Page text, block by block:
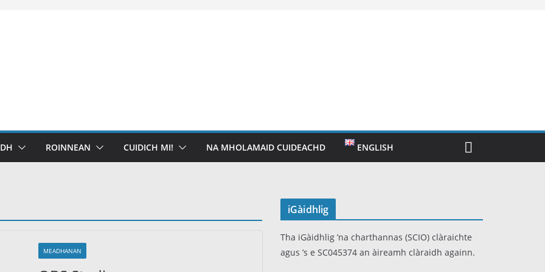
ROINNEAN CUIDICH MI! NA MHOLAMAID CUIDEACHD ENGLISH
MEADHANAN
iGàidhlig
Tha iGàidhlig ’na charthannas (SCIO) clàraichte
agus ’s e SC045374 an àireamh clàraidh againn.